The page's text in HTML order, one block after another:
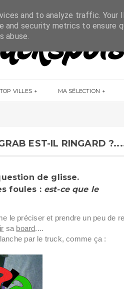
TOP VILLES MA SÉLECTION
EST-IL RINGARD
de glisse.
foules : est-ce que le
le préciser et prendre un peu de
sa board....
par le truck, comme ça :
and to analyze traffic. Your
and security metrics to ensure
abuse.